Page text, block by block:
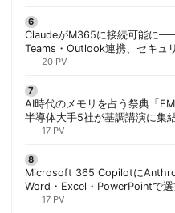
ClaudeがM365に接続可能に
Teams・Outlook連携、セキュ
胡田昌彦
20 PV
AI時代のメモリを占う祭典「
半導体大手5社が基調講演に集
17 PV
Microsoft 365 Copilotに
Word・Excel・PowerPointで
17 PV